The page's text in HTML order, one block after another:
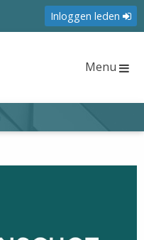
Inloggen leden
Menu